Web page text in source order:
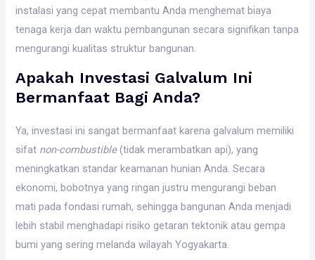
instalasi yang cepat membantu Anda menghemat biaya
tenaga kerja dan waktu pembangunan secara signifikan tanpa
mengurangi kualitas struktur bangunan.
Apakah Investasi Galvalum Ini
Bermanfaat Bagi Anda?
Ya, investasi ini sangat bermanfaat karena galvalum memiliki
sifat non-combustible(tidak merambatkan api), yang
meningkatkan standar keamanan hunian Anda. Secara
ekonomi, bobotnya yang ringan justru mengurangi beban
mati pada fondasi rumah, sehingga bangunan Anda menjadi
lebih stabil menghadapi risiko getaran tektonik atau gempa
bumi yang sering melanda wilayah Yogyakarta.